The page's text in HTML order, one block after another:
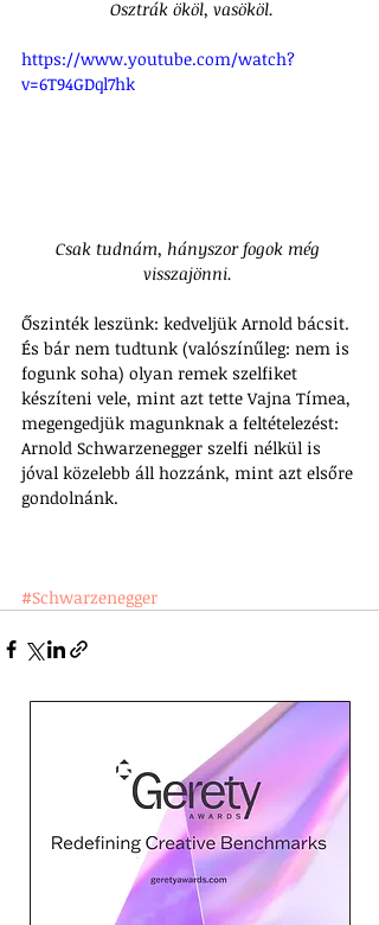
Osztrák ököl, vasököl.
https://www.youtube.com/watch?
v=6T94GDql7hk
Csak tudnám, hányszor fogok még
visszajönni.
Őszinték leszünk: kedveljük Arnold bácsit.
És bár nem tudtunk (valószínűleg: nem is
fogunk soha) olyan remek szelfiket
készíteni vele, mint azt tette Vajna Tímea,
megengedjük magunknak a feltételezést:
Arnold Schwarzenegger szelfi nélkül is
jóval közelebb áll hozzánk, mint azt elsőre
gondolnánk.
#Schwarzenegger